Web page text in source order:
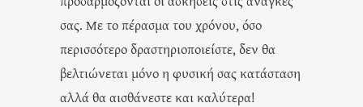
σας. Με το πέρασμα του χρόνου, όσο
περισσότερο δραστηριοποιείστε, δεν θα
βελτιώνεται μόνο η φυσική σας κατάσταση
αλλά θα αισθάνεστε και καλύτερα!